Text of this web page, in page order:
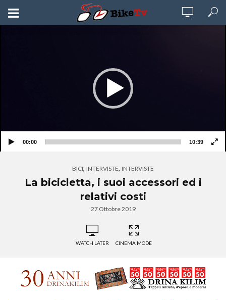
00:00 10:39
BICI, INTERVISTE, INTERVISTE
La bicicletta, i suoi accessori ed i
relativi costi
27 Ottobre 2019
WATCH LATER CINEMA MODE